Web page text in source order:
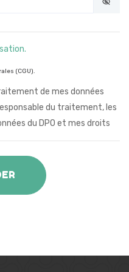
(CGU).
de mes données
du traitement, les
du DPO et mes droits